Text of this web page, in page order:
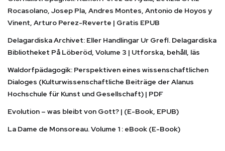
Rocasolano, Josep Pla, Andres Montes, Antonio de Hoyos y
Vinent, Arturo Perez-Reverte | Gratis EPUB
Delagardiska Archivet: Eller Handlingar Ur Grefl. Delagardiska
Bibliotheket På Löberöd, Volume 3 | Utforska, behåll, läs
Waldorfpädagogik: Perspektiven eines wissenschaftlichen
Dialoges (Kulturwissenschaftliche Beiträge der Alanus
Hochschule für Kunst und Gesellschaft) | PDF
Evolution – was bleibt von Gott? | (E-Book, EPUB)
La Dame de Monsoreau. Volume 1 : eBook (E-Book)